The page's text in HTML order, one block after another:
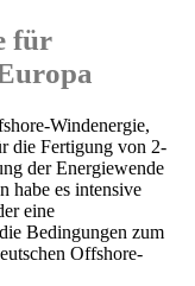
für
Windenergie,
die Fertigung von 2-
der Energiewende
habe es intensive
eine
Bedingungen zum
Offshore-